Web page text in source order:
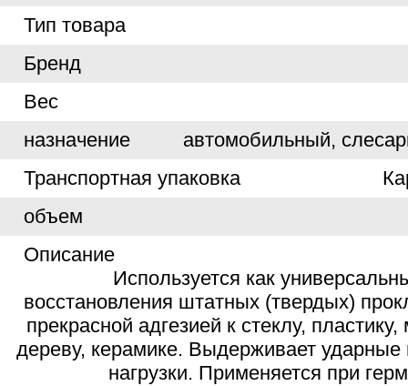
Тип товара
Бренд
Вес
назначение
автомобильный,
Транспортная упаковка
объем
Описание
Используется как
восстановления штатных (твердых)
прекрасной адгезией к стеклу,
дереву, керамике. Выдерживает
нагрузки. Применяется при